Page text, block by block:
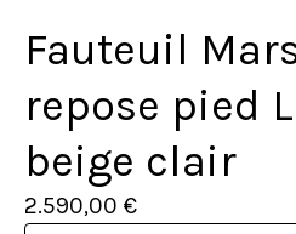
Fauteuil
repose pied
beige clair
2.590,00 €